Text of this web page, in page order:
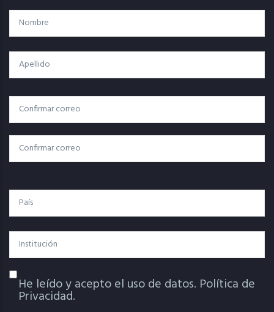
Nombre
Apellido
Correo
Electrónico
Correo Electrónico
Confirmar Correo
País
Institución
Política De Privacidad
He leído y acepto el uso de datos. Política de
Privacidad.